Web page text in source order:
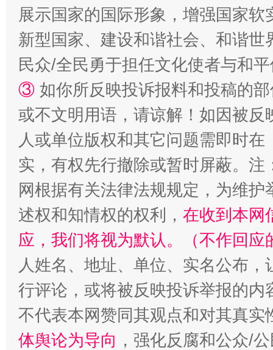
漫山遍野的桃花与雪山、麦地、白藏房 除
招工难、用工荒背后
展示国家的国际形象，增强国家
新型国家、建设和谐社会、和谐
民众/全民勇于担任文化使者与和
③ 如你所反映投诉报料和投稿的
或不文明用语，请谅解！如因被
人或单位版权和其它问题需即时在
实，有权先行撤除或暂时屏蔽。
网根据有关法律法规规定，为维
述权和知情权的权利， 在收到本网
应，我们将视为默认。（不作回应
人姓名、地址、单位、实名公布
行评论，或将被反映投诉举报的
不代表本网赞同其观点和对其真实
体舆论为导向 ，强化反腐和公众/